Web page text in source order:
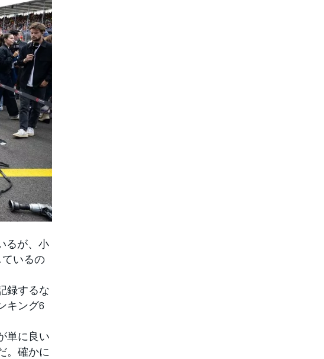
るが、小
いるの
録するな
キング6
単に良い
。確かに